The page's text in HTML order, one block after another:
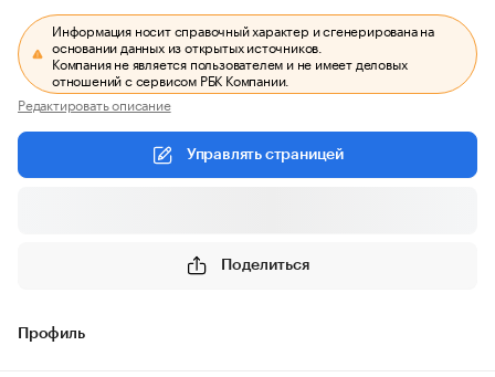
Информация носит справочный характер и сгенерирована на
основании данных из открытых источников.
Компания не является пользователем и не имеет деловых
отношений с сервисом РБК Компании.
Редактировать описание
Управлять страницей
Поделиться
Профиль